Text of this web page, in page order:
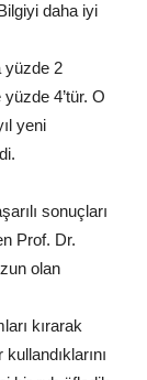
daha iyi
yüzde 2
yüzde 4’tür. O
yeni
sonuçları
Prof. Dr.
olan
kırarak